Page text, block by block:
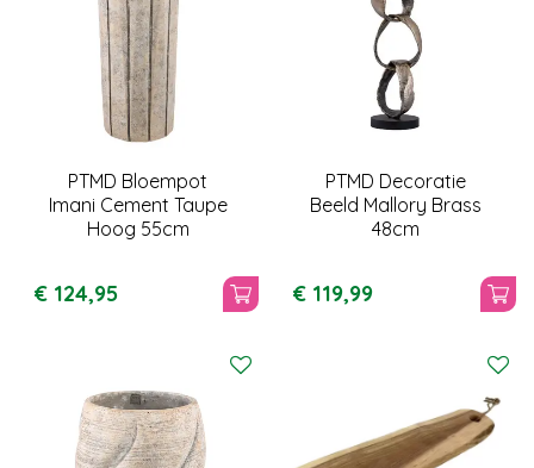
PTMD Bloempot
Imani Cement Taupe
Hoog 55cm
€ 124,95
PTMD Decoratie
Beeld Mallory Brass
48cm
€ 119,99